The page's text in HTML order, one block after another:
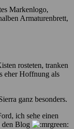
Markenlogo,
Armaturenbrett,
rosteten, tranken
eher Hoffnung als
ganz besonders.
ich sehe einen
den Blog